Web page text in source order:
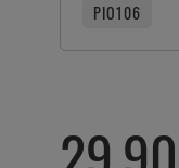
PIO106